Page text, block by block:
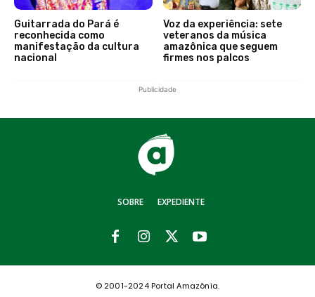
Guitarrada do Pará é
reconhecida como
manifestação da cultura
nacional
Voz da experiência: sete
veteranos da música
amazônica que seguem
firmes nos palcos
Publicidade
SOBRE EXPEDIENTE
© 2001-2024 Portal Amazônia.